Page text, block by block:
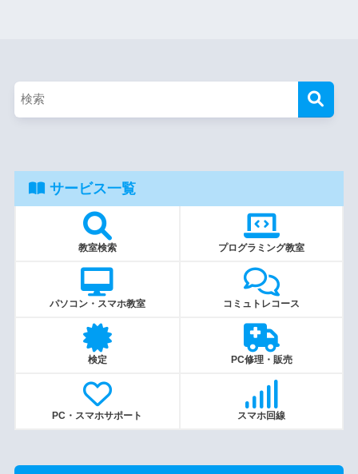
サービス一覧
教室検索 プログラミング教室
パソコン・スマホ教室 コミュトレコース
検定 PC修理・販売
PC・スマホサポート スマホ回線